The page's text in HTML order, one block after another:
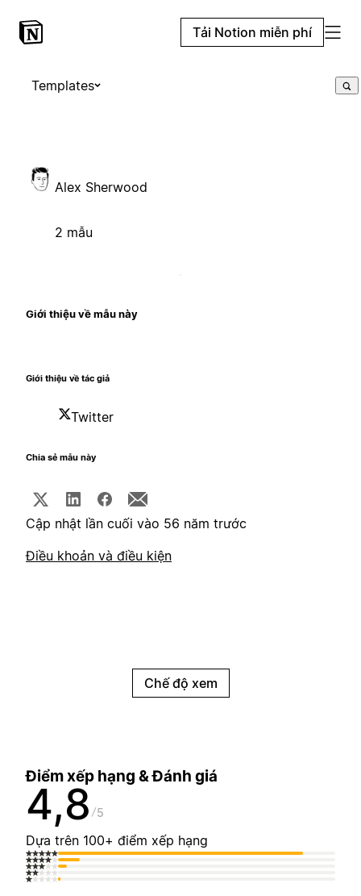
Tải Notion miễn phí
Templates
Alex Sherwood
2 mẫu
Giới thiệu về mẫu này
Giới thiệu về tác giả
Twitter
Chia sẻ mẫu này
Cập nhật lần cuối vào 56 năm trước
Điều khoản và điều kiện
Chế độ xem
Điểm xếp hạng & Đánh giá
4,8 5
Dựa trên 100+ điểm xếp hạng